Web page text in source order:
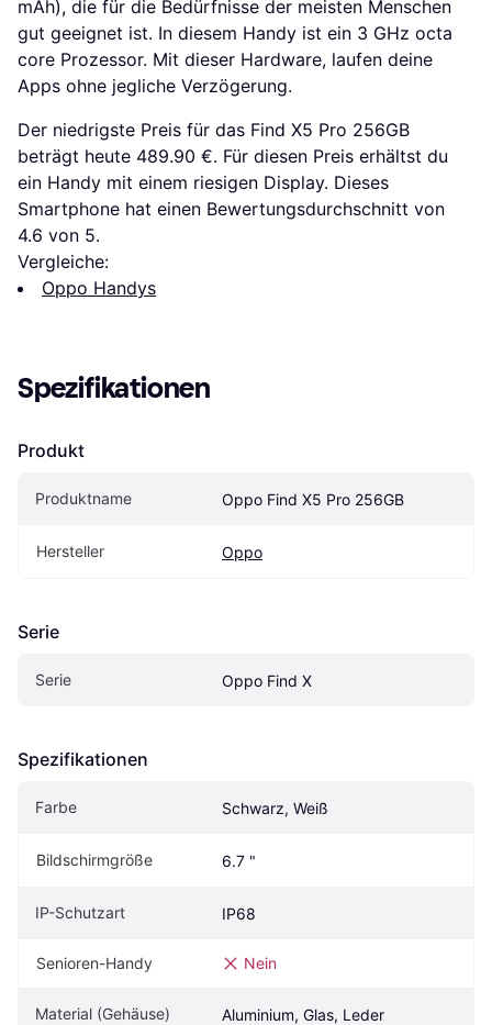
mAh), die für die Bedürfnisse der meisten Menschen
gut geeignet ist. In diesem Handy ist ein 3 GHz octa
core Prozessor. Mit dieser Hardware, laufen deine
Apps ohne jegliche Verzögerung.
Der niedrigste Preis für das Find X5 Pro 256GB
beträgt heute 489.90 €. Für diesen Preis erhältst du
ein Handy mit einem riesigen Display. Dieses
Smartphone hat einen Bewertungsdurchschnitt von
4.6 von 5.
Vergleiche:
Oppo Handys
Spezifikationen
Produkt
Produktname Oppo Find X5 Pro 256GB
Hersteller Oppo
Serie
Serie Oppo Find X
Spezifikationen
Farbe Schwarz, Weiß
Bildschirmgröße 6.7 "
IP-Schutzart IP68
Senioren-Handy Nein
Material (Gehäuse) Aluminium, Glas, Leder